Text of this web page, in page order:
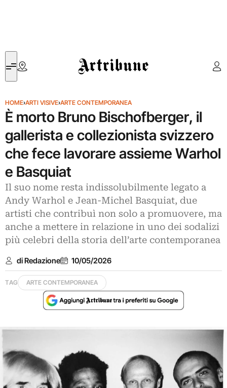
Artribune
HOME›ARTI VISIVE›ARTE CONTEMPORANEA
È morto Bruno Bischofberger, il
gallerista e collezionista svizzero
che fece lavorare assieme Warhol
e Basquiat
Il suo nome resta indissolubilmente legato a
Andy Warhol e Jean-Michel Basquiat, due
artisti che contribuì non solo a promuovere, ma
anche a mettere in relazione in uno dei sodalizi
più celebri della storia dell’arte contemporanea
di Redazione 10/05/2026
TAG ARTE CONTEMPORANEA